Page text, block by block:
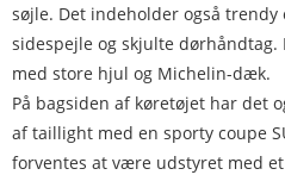
søjle. Det indeholder også
sidespejle og skjulte
med store hjul og Michelin-dæk.
På bagsiden af ​​køretøjet har det
af taillight med en sporty coupe
forventes at være udstyret med